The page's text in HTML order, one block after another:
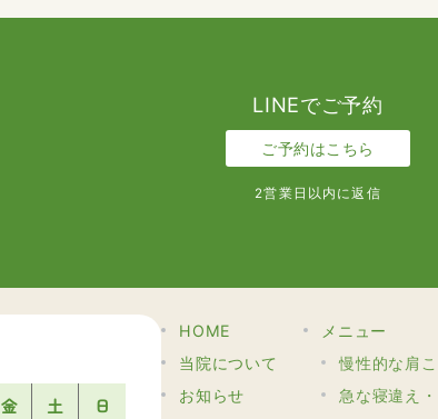
LINEでご予約
ご予約はこちら
2営業日以内に返信
金 土 日
HOME
当院について
お知らせ
メニュー
慢性的な肩
急な寝違え